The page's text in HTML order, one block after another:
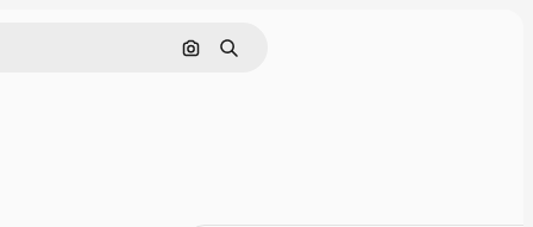
Buscar por imagen
Buscar